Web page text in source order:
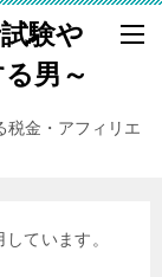
験や
男～
税金・アフィリエ
ています。